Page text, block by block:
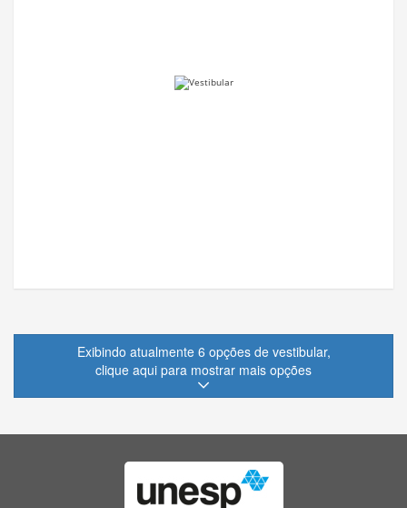
Exibindo atualmente 6 opções de vestibular,
clique aqui para mostrar mais opções